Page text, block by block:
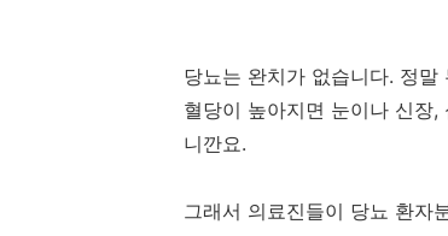
당뇨는 완치가 없습니다. 정
혈당이 높아지면 눈이나 신장
니깐요.
그래서 의료진들이 당뇨 환자